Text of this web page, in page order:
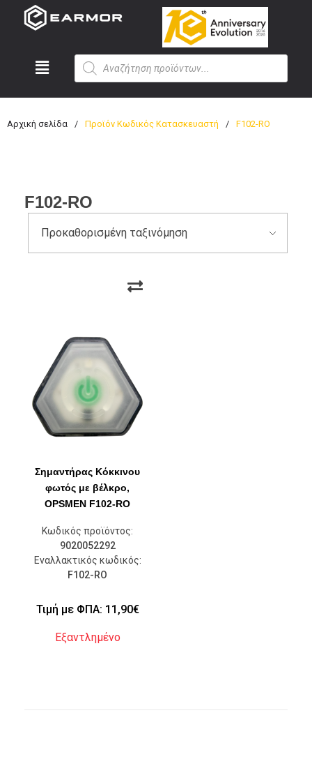
Αρχική σελίδα / Προϊόν Κωδικός Κατασκευαστή / F102-RO
F102-RO
Σημαντήρας Κόκκινου
φωτός με βέλκρο,
OPSMEN F102-RO
Κωδικός προϊόντος:
9020052292
Εναλλακτικός κωδικός:
F102-RO
Τιμή με ΦΠΑ: 11,90€
Εξαντλημένο